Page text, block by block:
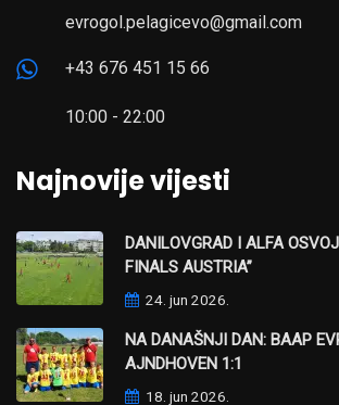
evrogol.pelagicevo@gmail.com
+43 676 451 15 66
10:00 - 22:00
Najnovije vijesti
DANILOVGRAD I ALFA
FINALS AUSTRIA”
24. jun 2026.
NA DANAŠNJI DAN: BAAP
AJNDHOVEN 1:1
18. jun 2026.